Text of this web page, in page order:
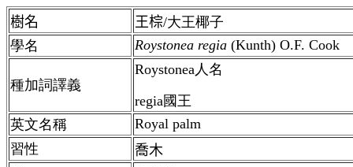
樹名 王棕/大王椰子
學名
Roystonea regia (Kunth) O.F. Cook
種加詞譯義
Roystonea人名
regia國王
英文名稱
Royal palm
習性
喬木